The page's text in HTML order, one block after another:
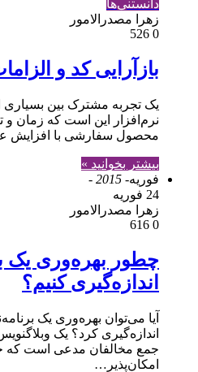
دانستنی‌ها
زهرا مصدرالامور
0
بازآرایی کد و
یک تجربه مشترک بین بسیاری
نرم‌افزار این است که زمان و
محصول سفارشی با
بیشتر بخوانید »
فوریه- 2015 -
24 فوریه
زهرا مصدرالامور
0
چطور بهره‌وری یک
اندازه‌گیری کنیم؟
آیا می‌توان بهره‌وری یک
جمع مخالفان مدعی است که
امکان‌پذیر…